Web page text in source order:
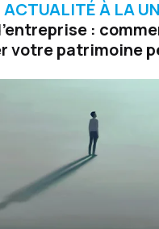
ACTUALITÉ À LA
:
votre patrimoine